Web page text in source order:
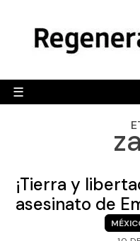
content
☰
¡Tierra y
asesinato de